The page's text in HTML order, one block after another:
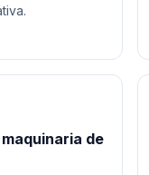
de